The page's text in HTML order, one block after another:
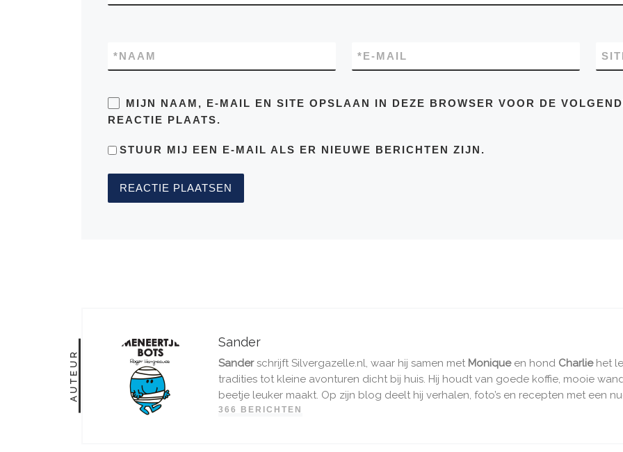
NAAM
* E-MAIL
*
MIJN NAAM, E-MAIL EN SITE OPSLAAN IN DEZE BROWSER VOOR DE
REACTIE PLAATS.
STUUR MIJ EEN E-MAIL ALS ER NIEUWE BERICHTEN ZIJN.
AUTEUR
Sander
Sanderschrijft Silvergazelle.nl, waar hij samen met Moniqueen hond Charliehet
tradities tot kleine avonturen dicht bij huis. Hij houdt van goede koffie, mooie
beetje leuker maakt. Op zijn blog deelt hij verhalen, foto’s en recepten met een
366 BERICHTEN